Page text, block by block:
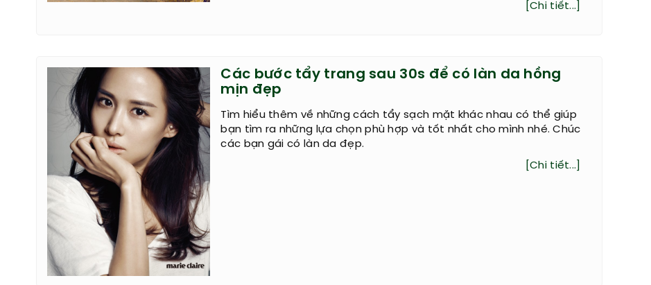
[Chi tiết...]
Các bước tẩy trang sau 30s để có làn da hồng
mịn đẹp
Tìm hiểu thêm về những cách tẩy sạch mặt khác nhau có thể giúp
bạn tìm ra những lựa chọn phù hợp và tốt nhất cho mình nhé. Chúc
các bạn gái có làn da đẹp.
[Chi tiết...]